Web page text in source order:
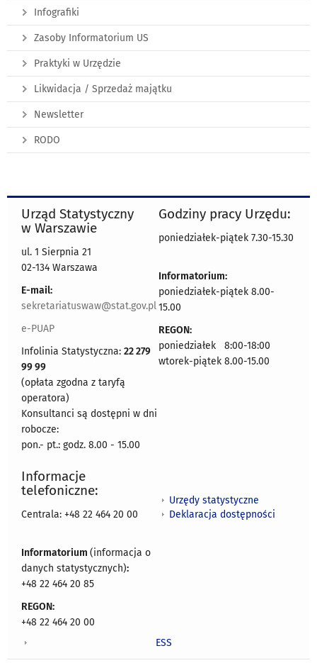
Infografiki
Zasoby Informatorium US
Praktyki w Urzędzie
Likwidacja / Sprzedaż majątku
Newsletter
RODO
Urząd Statystyczny
w Warszawie
ul. 1 Sierpnia 21
02-134 Warszawa
E-mail:
sekretariatuswaw@stat.gov.pl
e-PUAP
Infolinia Statystyczna: 22 279
99 99
(opłata zgodna z taryfą
operatora)
Konsultanci są dostępni w dni
robocze:
pon.- pt.: godz. 8.00 - 15.00
Godziny pracy Urzędu:
poniedziałek-piątek 7.30-15.30
Informatorium:
poniedziałek-piątek 8.00-
15.00
REGON:
poniedziałek 8:00-18:00
wtorek-piątek 8.00-15.00
Informacje
telefoniczne:
Centrala: +48 22 464 20 00
Informatorium (informacja o
danych statystycznych):
+48 22 464 20 85
REGON:
+48 22 464 20 00
Urzędy statystyczne
Deklaracja dostępności
ESS